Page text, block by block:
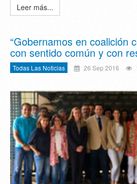
Leer más...
“Gobernamos en coalición
con sentido común y con
Todas Las Noticias 26 Sep 2016